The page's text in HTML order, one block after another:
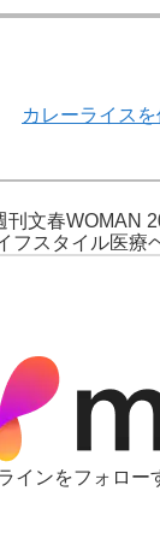
カレーライス
刊文春WOMAN
フスタイル医療
インをフォロー